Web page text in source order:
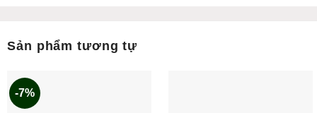
Sản phẩm tương tự
-7%